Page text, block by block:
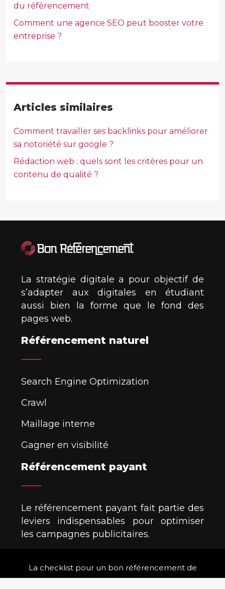
du référencement
Comment une agence SEO peut booster votre
entreprise ?
Articles similaires
Comment travailler ses backlinks pour améliorer
sa notoriété sur google ?
Rédaction web : quels sont les critères pour un
contenu de qualité ?
La stratégie digitale a pour objectif de
s’adapter aux digitales en étudiant
aussi bien la forme que le fond des
pages web.
Référencement naturel
Search Engine Optimization
Crawl
Maillage interne
Gagner en visibilité
Référencement payant
Le référencement payant fait partie des
leviers indispensables pour optimiser
les campagnes publicitaires.
La checklist pour un bon référencement de
vos sites